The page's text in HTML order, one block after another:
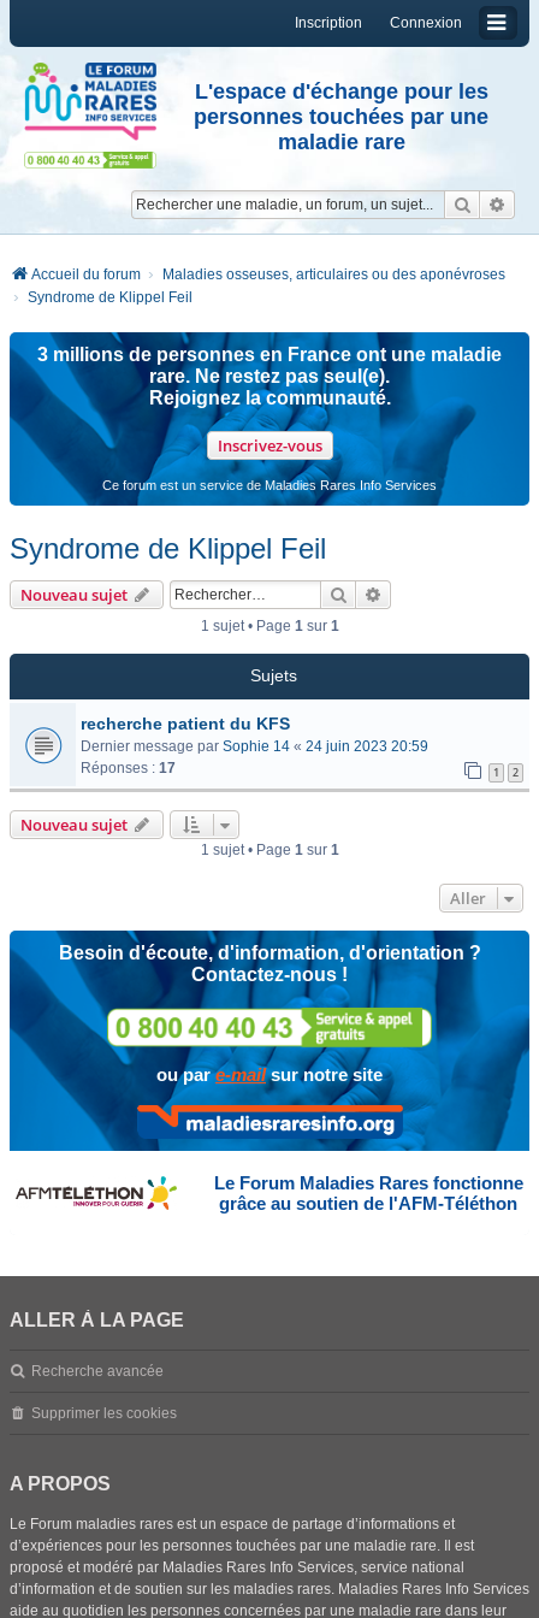
Connexion
Inscription
L'espace d'échange pour les
personnes touchées par une
maladie rare
Accueil du forum
Maladies osseuses, articulaires ou des aponévroses
Syndrome de Klippel Feil
3 millions de personnes en France ont une maladie
rare. Ne restez pas seul(e).
Rejoignez la communauté.
Inscrivez-vous
Ce forum est un service de Maladies Rares Info Services
Syndrome de Klippel Feil
Nouveau sujet Rechercher
1 sujet • Page 1sur 1
Sujets
recherche patient du KFS
Dernier message par Sophie 14 « 24 juin 2023 20:59
Réponses : 17 1 2
Nouveau sujet
1 sujet • Page 1sur 1
Aller
Besoin d'écoute, d'information, d'orientation ?
Contactez-nous !
ou pare-mailsur notre site
Le Forum Maladies Rares fonctionne
grâce au soutien de l'AFM-Téléthon
ALLER À LA PAGE
Recherche avancée
Supprimer les cookies
A PROPOS
Le Forum maladies rares est un espace de partage d’informations et
d’expériences pour les personnes touchées par une maladie rare. Il est
proposé et modéré par Maladies Rares Info Services, service national
d’information et de soutien sur les maladies rares. Maladies Rares Info Services
aide au quotidien les personnes concernées par une maladie rare dans leur